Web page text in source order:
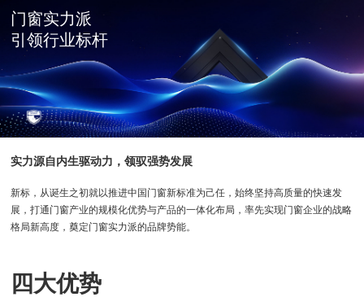
走进新标
高端门窗
一体化产品
门窗实力派
理想生活
新视界
新标赋能中心
加盟合作
门窗实力派
引领行业标杆
实力源自内生驱动力，领驭强势发展
新标，从诞生之初就以推进中国门窗新标准为己任，始终坚持高质量的快速发
展，打通门窗产业的规模化优势与产品的一体化布局，率先实现门窗企业的战略
格局新高度，奠定门窗实力派的品牌势能。
四大优势